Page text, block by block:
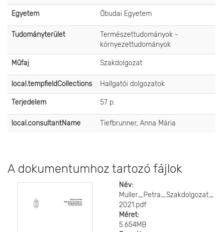
Egyetem Óbudai Egyetem
Tudományterület
Természettudományok -
környezettudományok
Műfaj Szakdolgozat
local.tempfieldCollections Hallgatói dolgozatok
Terjedelem 57 p.
local.consultantName Tiefbrunner, Anna Mária
A dokumentumhoz tartozó fájlok
Név:
Muller_Petra_Szakdolgozat_
2021.pdf
Méret:
5.654MB